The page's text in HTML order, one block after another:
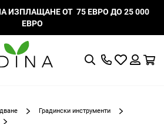
ИЗПЛАЩАНЕ ОТ 75 ЕВРО ДО 25 000
ЕВРО
ТърсенеМоят
Градински инструменти